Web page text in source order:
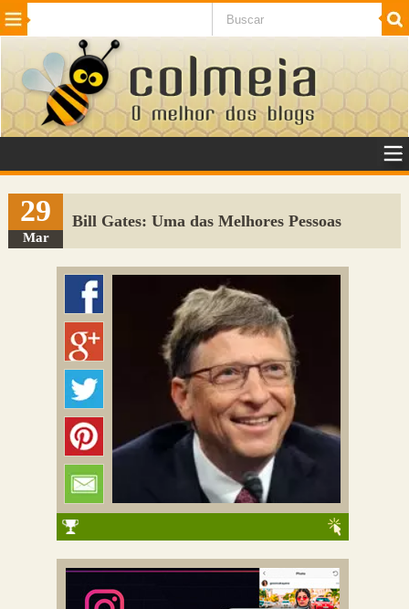
Beleza Cinema e TV
Internet Jogos NotÃ­cias SaÃºde
VeÃ­culos Adulto
Sugerir Link
Adicionar Blog
Colmeia Exchange
29
Mar
Bill Gates: Uma das Melhores Pessoas